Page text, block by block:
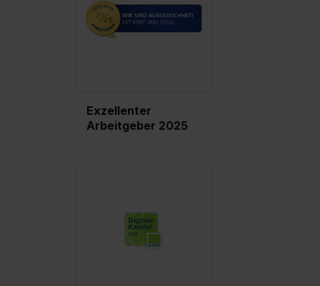
einzelnen Cookies findest du durch Klick auf „Details
zeigen“. Weitere Informationen:
Exzellenter
Arbeitgeber 2025